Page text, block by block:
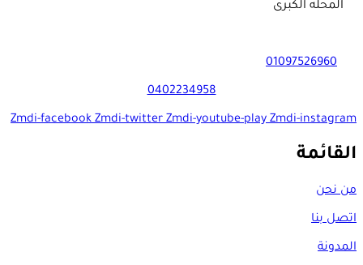
المحله الكبرى
01097526960
0402234958
Zmdi-facebook Zmdi-twitter Zmdi-youtube-play Zmdi-instagram
القائمة
من نحن
اتصل بنا
المدونة